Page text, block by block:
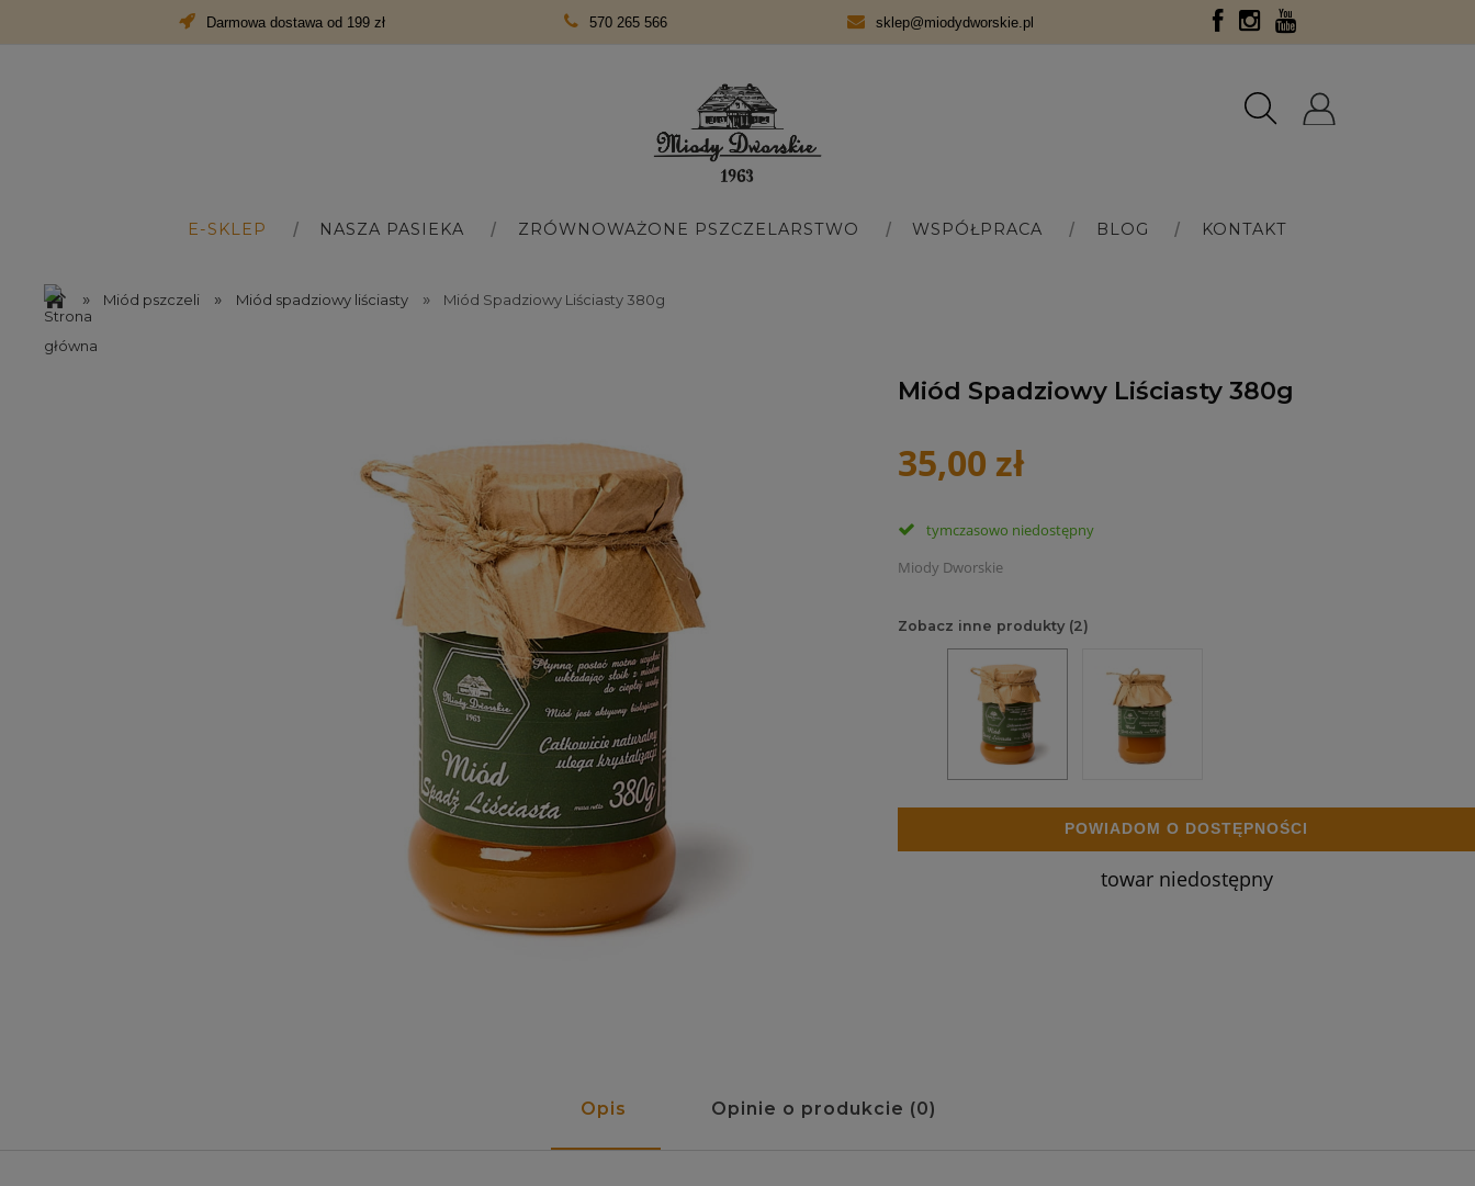
Darmowa dostawa od 199 zł 570 265 566 sklep@miodydworskie.pl
E-SKLEP NASZA PASIEKA ZRÓWNOWAŻONE PSZCZELARSTWO WSPÓŁPRACA BLOG KONTAKT
» Miód pszczeli » Miód spadziowy liściasty » Miód Spadziowy Liściasty 380g
Miód Spadziowy Liściasty 380g
35,00 zł
tymczasowo niedostępny
Miody Dworskie
Zobacz inne produkty (2)
POWIADOM O DOSTĘPNOŚCI
towar niedostępny
Opis Opinie o produkcie (0)